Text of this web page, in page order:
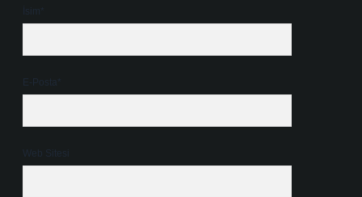
İsim*
E-Posta*
Web Sitesi